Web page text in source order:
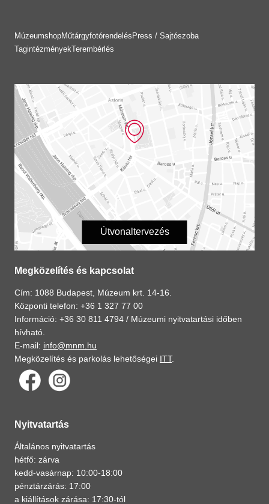
MúzeumshopMűtárgyfotórendelés Press / Sajtószoba
TagintézményekTerembérlés
Útvonaltervezés
Megközelítés és kapcsolat
Cím: 1088 Budapest, Múzeum krt. 14-16.
Központi telefon: +36 1 327 77 00
Információ: +36 30 811 4794 / Múzeumi nyitvatartási időben
hívható.
E-mail: info@mnm.hu
Megközelítés és parkolás lehetőségei ITT.
Nyitvatartás
Általános nyitvatartás
hétfő: zárva
kedd-vasárnap: 10:00-18:00
pénztárzárás: 17:00
a kiállítások zárása: 17:30-tól